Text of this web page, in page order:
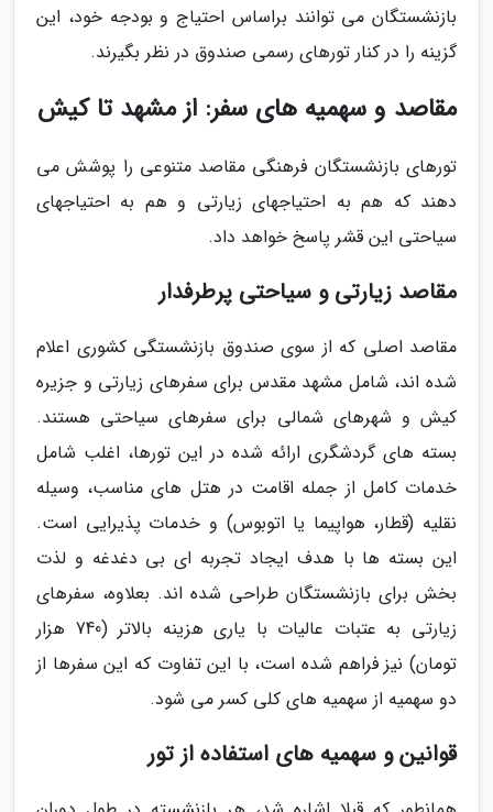
بازنشستگان می توانند براساس احتیاج و بودجه خود، این
گزینه را در کنار تورهای رسمی صندوق در نظر بگیرند.
مقاصد و سهمیه های سفر: از مشهد تا کیش
تورهای بازنشستگان فرهنگی مقاصد متنوعی را پوشش می
دهند که هم به احتیاجهای زیارتی و هم به احتیاجهای
سیاحتی این قشر پاسخ خواهد داد.
مقاصد زیارتی و سیاحتی پرطرفدار
مقاصد اصلی که از سوی صندوق بازنشستگی کشوری اعلام
شده اند، شامل مشهد مقدس برای سفرهای زیارتی و جزیره
کیش و شهرهای شمالی برای سفرهای سیاحتی هستند.
بسته های گردشگری ارائه شده در این تورها، اغلب شامل
خدمات کامل از جمله اقامت در هتل های مناسب، وسیله
نقلیه (قطار، هواپیما یا اتوبوس) و خدمات پذیرایی است.
این بسته ها با هدف ایجاد تجربه ای بی دغدغه و لذت
بخش برای بازنشستگان طراحی شده اند. بعلاوه، سفرهای
زیارتی به عتبات عالیات با یاری هزینه بالاتر (740 هزار
تومان) نیز فراهم شده است، با این تفاوت که این سفرها از
دو سهمیه از سهمیه های کلی کسر می شود.
قوانین و سهمیه های استفاده از تور